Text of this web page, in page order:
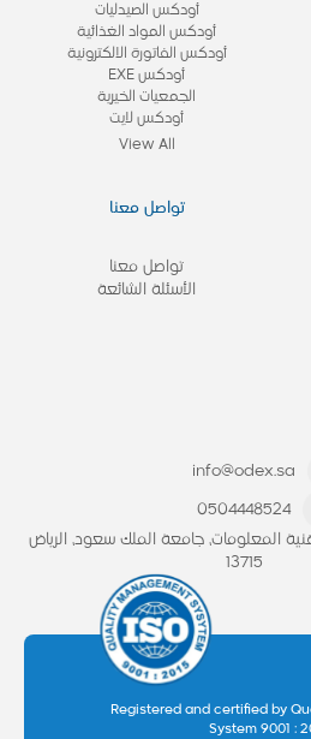
أودكس الصيدليات
أودكس المواد الغذائية
أودكس الفاتورة الالكترونية
أودكس EXE
الجمعيات الخيرية
أودكس لايت
View All
تواصل معنا
تواصل معنا
الأسئلة الشائعة
info@odex.sa
0504448524
المعلومات، جامعة الملك سعود، الرياض
13715
Registered and certified by
System 9001 :